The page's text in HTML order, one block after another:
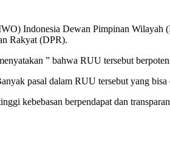
Indonesia Dewan Pimpinan Wilayah
Rakyat (DPR).
” bahwa RUU tersebut
pasal dalam RUU tersebut yang
kebebasan berpendapat dan